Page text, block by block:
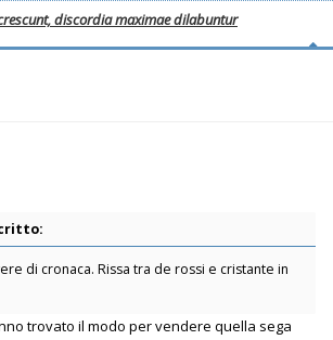
discordia maximae dilabuntur
di cronaca. Rissa tra de rossi e cristante in
trovato il modo per vendere quella sega